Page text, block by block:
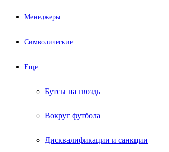
Менеджеры
Символические
Еще
Бутсы на гвоздь
Вокруг футбола
Дисквалификации и санкции